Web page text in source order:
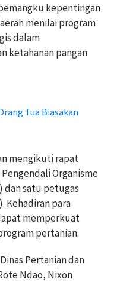
kepentingan
menilai program
dalam
ketahanan pangan
Tua Biasakan
mengikuti rapat
Organisme
dan satu petugas
Kehadiran para
memperkuat
pertanian.
Pertanian dan
Ndao, Nixon